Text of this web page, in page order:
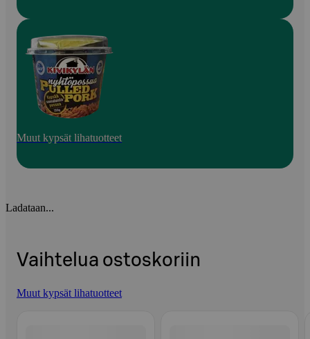
Muut kypsät lihatuotteet
Ladataan...
Vaihtelua ostoskoriin
Muut kypsät lihatuotteet